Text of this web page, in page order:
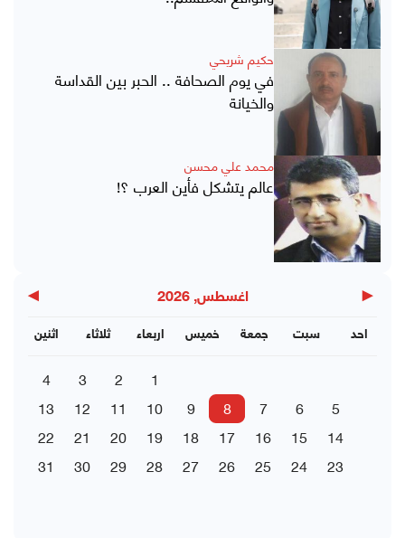
حكيم شريحي
في يوم الصحافة .. الحبر بين القداسة
والخيانة
محمد علي محسن
عالم يتشكل فأين العرب ؟!
◀ اغسطس, 2026 ▶
اثنين ثلاثاء اربعاء خميس جمعة سبت احد
1
2
3
4
5
6
7
8
9
10
11
12
13
14
15
16
17
18
19
20
21
22
23
24
25
26
27
28
29
30
31